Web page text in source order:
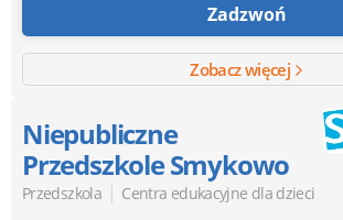
Zadzwoń
Zobacz więcej
Niepubliczne
Przedszkole Smykowo
Przedszkola | Centra edukacyjne dla dzieci